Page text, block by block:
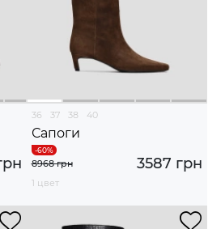
36 37 38 40
Сапоги
3587 грн
8968 грн
1 цвет